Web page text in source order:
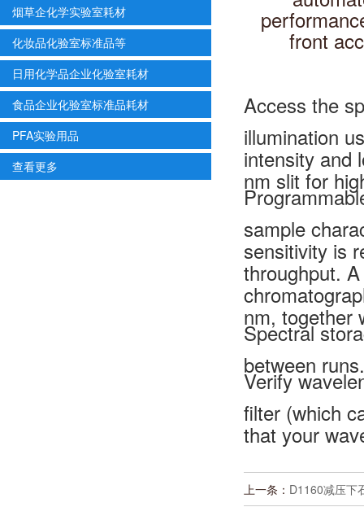
烟草企化学实验室耗材
化妆品化验室标准品等
日用化学品企业化验室耗材
食品企业化验室标准品耗材
PFA实验用品
查看更多
front
Access the
illumination
intensity and
nm slit for
sample
sensitivity is
throughput.
nm, together
Spectral
between runs.
Verify
filter (which
that your
上一条： D1160减压下